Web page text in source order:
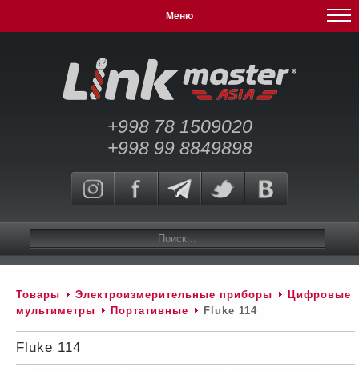
Меню
+998 78 1509020
+998 99 8849898
Товары Электроизмерительные приборы
Цифровые
мультиметры
Портативные Fluke 114
Fluke 114